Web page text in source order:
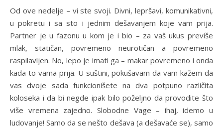
Od ove nedelje – vi ste svoji. Divni, lepršavi, komunikativni,
u pokretu i sa sto i jednim dešavanjem koje vam prija.
Partner je u fazonu u kom je i bio – za vaš ukus previše
mlak, statičan, povremeno neurotičan a povremeno
raspilavljen. No, lepo je imati ga – makar povremeno i onda
kada to vama prija. U suštini, pokušavam da vam kažem da
vas dvoje sada funkcionišete na dva potpuno različita
koloseka i da bi negde ipak bilo poželjno da provodite što
više vremena zajedno. Slobodne Vage – ihaj, idemo u
ludovanje! Samo da se nešto dešava (a dešavaće se), samo